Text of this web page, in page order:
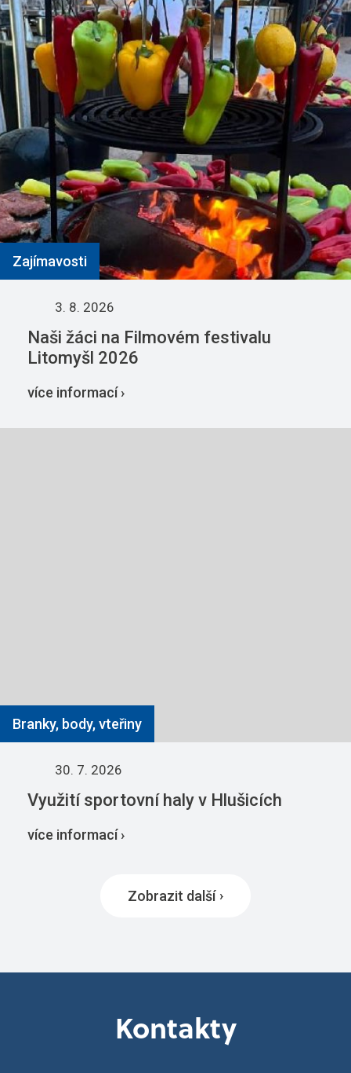
Zajímavosti
3. 8. 2026
Naši žáci na Filmovém festivalu
Litomyšl 2026
více informací ›
Branky, body, vteřiny
30. 7. 2026
Využití sportovní haly v Hlušicích
více informací ›
Zobrazit další
Kontakty